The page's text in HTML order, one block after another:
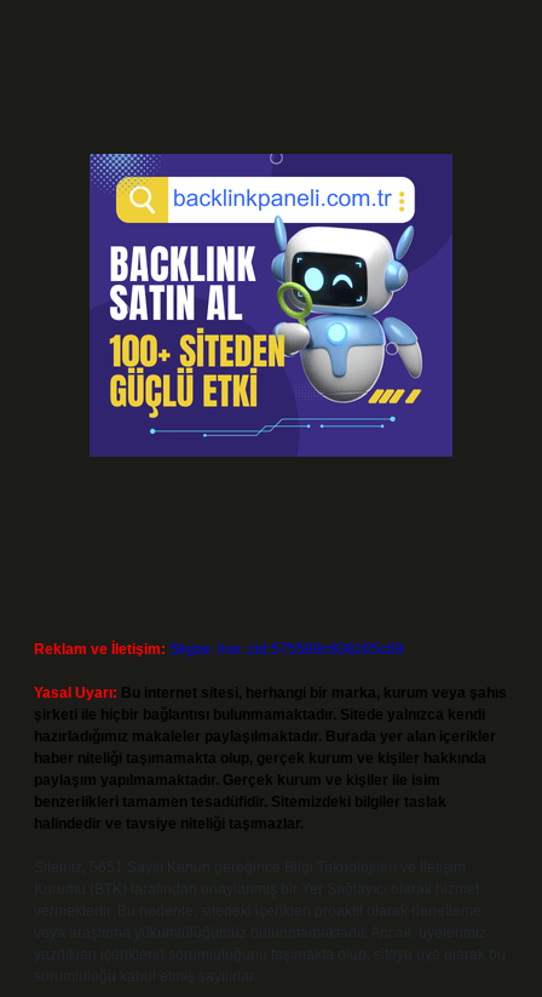
Reklam ve İletişim: Skype: live:.cid.575569c608265c69
Yasal Uyarı: Bu internet sitesi, herhangi bir marka, kurum veya şahıs
şirketi ile hiçbir bağlantısı bulunmamaktadır. Sitede yalnızca kendi
hazırladığımız makaleler paylaşılmaktadır. Burada yer alan içerikler
haber niteliği taşımamakta olup, gerçek kurum ve kişiler hakkında
paylaşım yapılmamaktadır. Gerçek kurum ve kişiler ile isim
benzerlikleri tamamen tesadüfidir. Sitemizdeki bilgiler taslak
halindedir ve tavsiye niteliği taşımazlar.
Sitemiz, 5651 Sayılı Kanun gereğince Bilgi Teknolojileri ve İletişim
Kurumu (BTK) tarafından onaylanmış bir Yer Sağlayıcı olarak hizmet
vermektedir. Bu nedenle, sitedeki içerikleri proaktif olarak denetleme
veya araştırma yükümlülüğümüz bulunmamaktadır. Ancak, üyelerimiz
yazdıkları içeriklerin sorumluluğunu taşımakta olup, siteye üye olarak bu
sorumluluğu kabul etmiş sayılırlar.